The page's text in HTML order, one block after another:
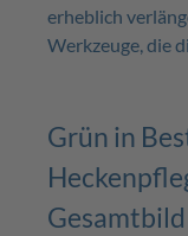
erheblich
Werkzeuge, die
Grün in
Gesamtbild